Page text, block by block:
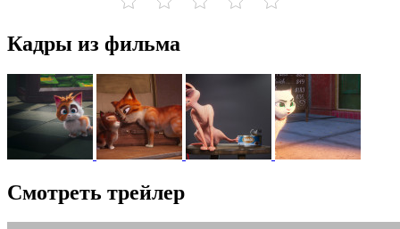
Кадры из фильма
Смотреть трейлер